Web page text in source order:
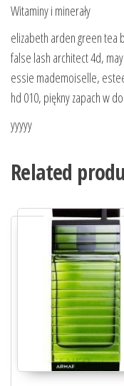
Witaminy i minerały
elizabeth arden green
false lash architect 4d,
essie mademoiselle,
hd 010, piękny zapach w
yyyyy
Related